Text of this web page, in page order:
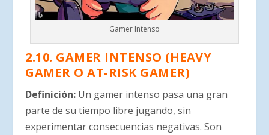
Gamer Intenso
2.10. GAMER INTENSO (HEAVY
GAMER O AT-RISK GAMER)
Definición: Un gamer intenso pasa una gran
parte de su tiempo libre jugando, sin
experimentar consecuencias negativas. Son